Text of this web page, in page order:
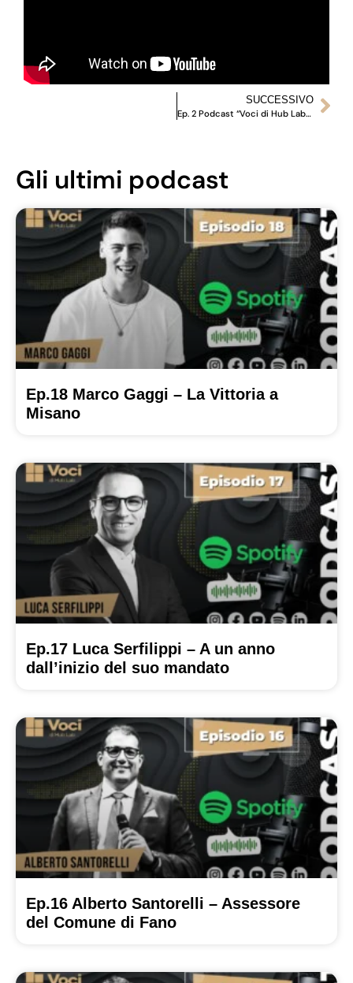
SUCCESSIVO
Ep. 2 Podcast “Voci di Hub Lab” | Intervista allo Chef Lucio Pompili
Gli ultimi podcast
Ep.18 Marco Gaggi – La Vittoria a
Misano
Ep.17 Luca Serfilippi – A un anno
dall’inizio del suo mandato
Ep.16 Alberto Santorelli – Assessore
del Comune di Fano